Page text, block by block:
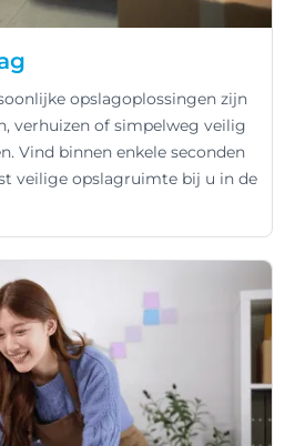
opslagoplossingen zijn
verhuizen of simpelweg veilig
Vind binnen enkele seconden
veilige opslagruimte bij u in de